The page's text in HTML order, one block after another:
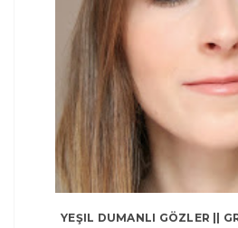
YEŞIL DUMANLI GÖZLER ||